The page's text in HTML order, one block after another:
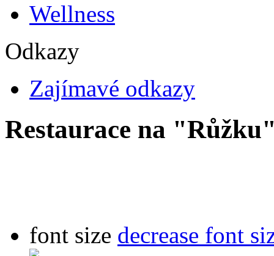
Wellness
Odkazy
Zajímavé odkazy
Restaurace na
font size decrease font